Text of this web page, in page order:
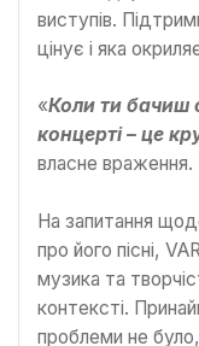
виступів.
цінує і яка
«Коли ти бачиш
концерті – це
власне враження.
На запитання
про його пісні,
музика та
контексті.
проблеми не було,